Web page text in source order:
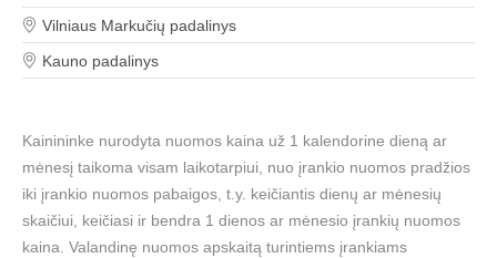
Vilniaus Markučių padalinys
Kauno padalinys
Kainininke nurodyta nuomos kaina už 1 kalendorine dieną ar
mėnesį taikoma visam laikotarpiui, nuo įrankio nuomos pradžios
iki įrankio nuomos pabaigos, t.y. keičiantis dienų ar mėnesių
skaičiui, keičiasi ir bendra 1 dienos ar mėnesio įrankių nuomos
kaina. Valandinę nuomos apskaitą turintiems įrankiams